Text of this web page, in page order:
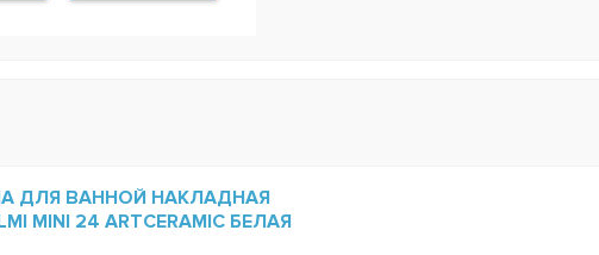
ДЛЯ ВАННОЙ НАКЛАДНАЯ
MINI 24 ARTCERAMIC БЕЛАЯ